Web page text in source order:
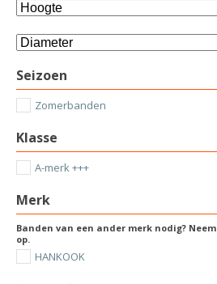
Seizoen
Zomerbanden
Klasse
A-merk +++
Merk
Banden van een ander merk nodig? Neem
op.
HANKOOK